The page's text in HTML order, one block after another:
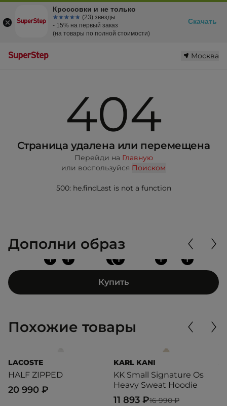
Москва
404
Страница удалена или перемещена
Перейди на Главную
или воспользуйся Поиском
500: he.findLast is not a function
Дополни образ
+
+
+ + +
+
Купить
Похожие товары
LACOSTE
HALF ZIPPED
20 990 ₽
KARL KANI
KK Small Signature Os
Heavy Sweat Hoodie
16 990 ₽
11 893 ₽
Кроссовки и не только
☆☆☆☆☆
★★★★★ (23) звезды
- 15% на первый заказ
(на товары по полной стоимости)
Скачать